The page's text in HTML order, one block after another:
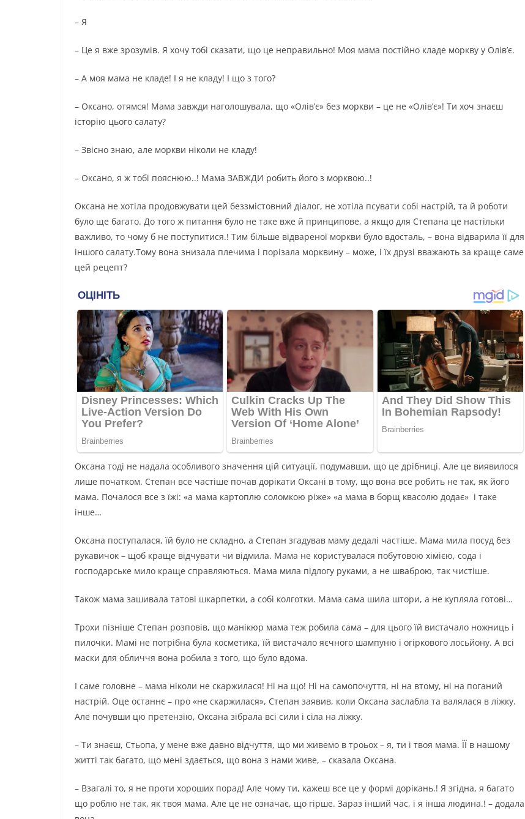
– Я
– Це я вже зрозумів. Я хочу тобі сказати, що це неправильно! Моя мама постійно кладе моркву у Олів’є.
– А моя мама не кладе! І я не кладу! І що з того?
– Оксано, отямся! Мама завжди наголошувала, що «Олів’є» без моркви – це не «Олів’є»! Ти хоч знаєш
історію цього салату?
– Звісно знаю, але моркви ніколи не кладу!
– Оксано, я ж тобі пояснюю..! Мама ЗАВЖДИ робить його з морквою..!
Оксана не хотіла продовжувати цей беззмістовний діалог, не хотіла псувати собі настрій, та й роботи
було ще багато. До того ж питання було не таке вже й принципове, а якщо для Степана це настільки
важливо, то чому б не поступитися.! Тим більше відвареної моркви було вдосталь, – вона відварила її для
іншого салату.Тому вона знизала плечима і порізала морквину – може, і їх друзі вважають за краще саме
цей рецепт?
Оксана тоді не надала особливого значення цій ситуації, подумавши, що це дрібниці. Але це виявилося
лише початком. Степан все частіше почав дорікати Оксані в тому, що вона все робить не так, як його
мама. Почалося все з їжі: «а мама картоплю соломкою ріже» «а мама в борщ квасолю додає» і таке
інше…
Оксана поступалася, їй було не складно, а Степан згадував маму дедалі частіше. Мама мила посуд без
рукавичок – щоб краще відчувати чи відмила. Мама не користувалася побутовою хімією, сода і
господарське мило краще справляються. Мама мила підлогу руками, а не шваброю, так чистіше.
Також мама зашивала татові шкарпетки, а собі колготки. Мама сама шила штори, а не купляла готові…
Трохи пізніше Степан розповів, що манікюр мама теж робила сама – для цього їй вистачало ножниць і
пилочки. Мамі не потрібна була косметика, їй вистачало яєчного шампуню і огіркового лосьйону. А всі
маски для обличчя вона робила з того, що було вдома.
І саме головне – мама ніколи не скаржилася! Ні на що! Ні на самопочуття, ні на втому, ні на поганий
настрій. Оце останнє – про «не скаржилася», Степан заявив, коли Оксана заслабла та валялася в ліжку.
Але почувши цю претензію, Оксана зібрала всі сили і сіла на ліжку.
– Ти знаєш, Стьопа, у мене вже давно відчуття, що ми живемо в троьох – я, ти і твоя мама. ЇЇ в нашому
житті так багато, що мені здається, що вона з нами живе, – сказала Оксана.
– Взагалі то, я не проти хороших порад! Але чому ти, кажеш все це у формі дорікань.! Я згідна, я багато
що роблю не так, як твоя мама. Але це не означає, що гірше. Зараз інший час, і я інша людина.! – додала